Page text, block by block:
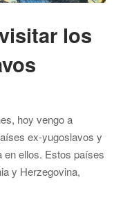
los
hoy vengo a
ex-yugoslavos y
en ellos. Estos países
y Herzegovina,